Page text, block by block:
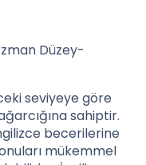
Düzey-
seviyeye göre
sahiptir.
becerilerine
mükemmel